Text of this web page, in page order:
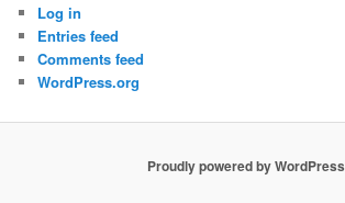
Log in
Entries feed
Comments feed
WordPress.org
Proudly powered by WordPress